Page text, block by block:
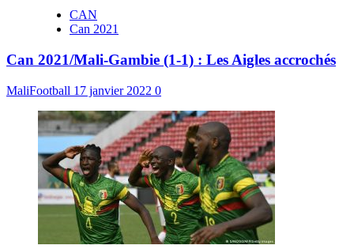
CAN
Can 2021
Can 2021/Mali-Gambie (1-1) : Les Aigles accrochés
MaliFootball 17 janvier 2022 0